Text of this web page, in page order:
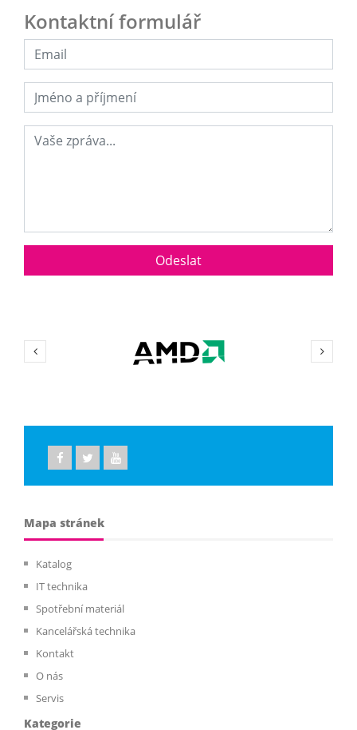
Kontaktní formulář
Mapa stránek
Katalog
IT technika
Spotřební materiál
Kancelářská technika
Kontakt
O nás
Servis
Kategorie